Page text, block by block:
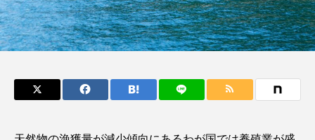
と
2026.08.05
かが？
2026.06.02